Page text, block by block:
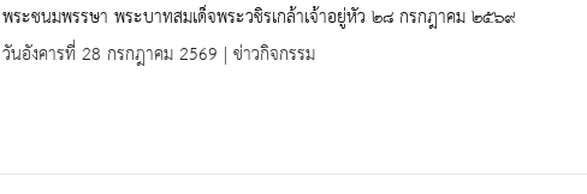
พระชนมพรรษา พระบาทสมเด็จพระวชิรเกล้าเจ้าอยู่หัว ๒๘ กรกฎาคม ๒๕๖๙
วันอังคารที่ 28 กรกฎาคม 2569 | ข่าวกิจกรรม